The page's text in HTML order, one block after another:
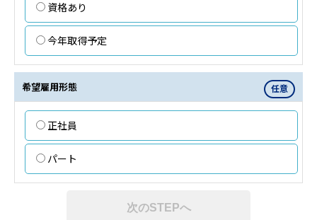
資格あり
今年取得予定
希望雇用形態 任意
正社員
パート
次のSTEPへ